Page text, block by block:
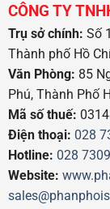
CÔNG TY
Trụ sở chính: Số
Thành phố Hồ
Văn Phòng: 85
Phú, Thành Phố
Mã số thuế:
Điện thoại: 028
Hotline: 028
Website: